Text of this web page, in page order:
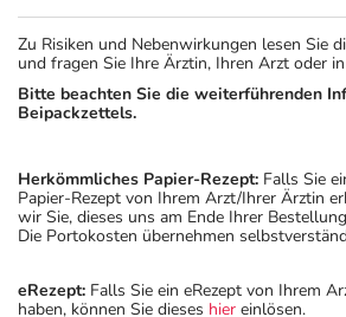
Zu Risiken und Nebenwirkungen lesen Sie
und fragen Sie Ihre Ärztin, Ihren Arzt oder
Bitte beachten Sie die weiterführenden
Beipackzettels.
Herkömmliches Papier-Rezept: Falls Sie
Papier-Rezept von Ihrem Arzt/Ihrer Ärztin
wir Sie, dieses uns am Ende Ihrer
Die Portokosten übernehmen
eRezept: Falls Sie ein eRezept von Ihrem
haben, können Sie dieses hier einlösen.